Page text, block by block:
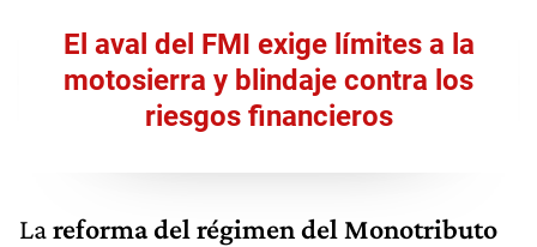
El aval del FMI exige límites a la
motosierra y blindaje contra los
riesgos financieros
Lareforma del régimen del Monotributo